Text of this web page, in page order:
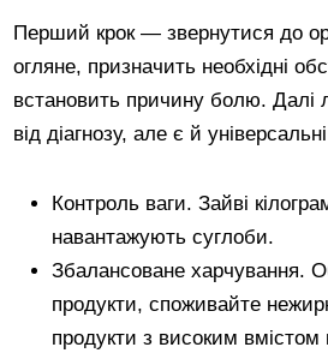
Перший крок — звернутися до
огляне, призначить необхідні
встановить причину болю. Далі
від діагнозу, але є й
Контроль ваги. Зайві
навантажують суглоби.
Збалансоване харчування.
продукти, споживайте
продукти з високим вмістом